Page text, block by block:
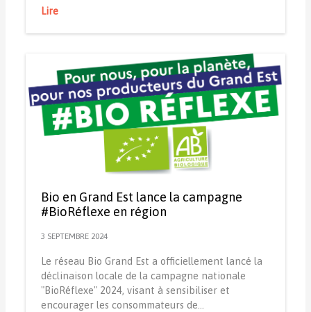
Lire
Bio en Grand Est lance la campagne
#BioRéflexe en région
3 SEPTEMBRE 2024
Le réseau Bio Grand Est a officiellement lancé la
déclinaison locale de la campagne nationale
"BioRéflexe" 2024, visant à sensibiliser et
encourager les consommateurs de…